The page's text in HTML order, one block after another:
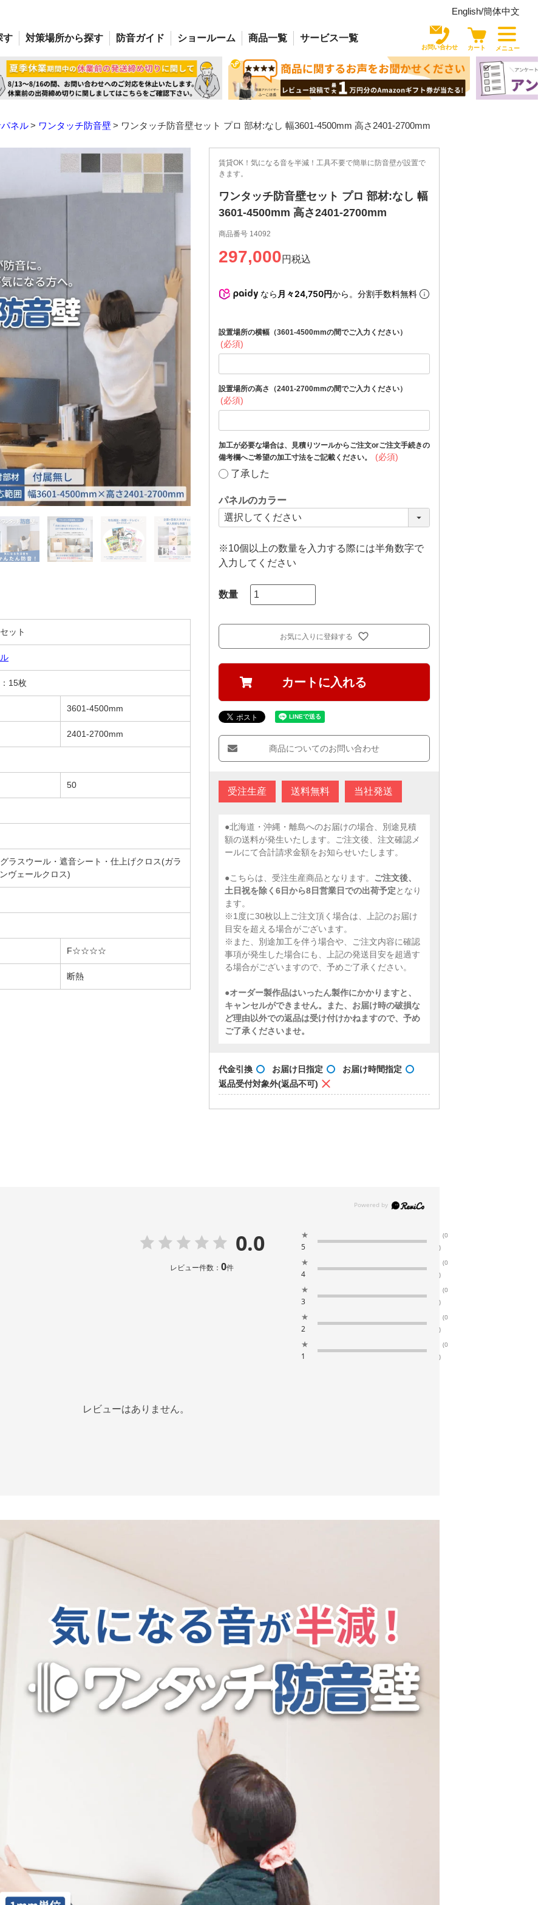
English/簡体中文
す 対策場所から探す 防音ガイド ショールーム 商品一覧 サービス一覧
お問い合わせ カート メニュー
ネル ワンタッチ防音壁 ワンタッチ防音壁セット プロ 部材:なし 幅3601-4500mm 高さ2401-2700mm
ット
15枚
3601-4500mm
2401-2700mm
50
ラスウール・遮音シート・仕上げクロス(ガラ
ヴェールクロス)
F☆☆☆☆
断熱
賃貸OK！気になる音を半減！工具不要で簡単に防音壁が設置で
きます。
ワンタッチ防音壁セット プロ 部材:なし 幅
3601-4500mm 高さ2401-2700mm
商品番号 14092
297,000 税込
なら 月々24,750円から。分割手数料無料
設置場所の横幅（3601-4500mmの間でご入力ください）
(必須)
設置場所の高さ（2401-2700mmの間でご入力ください）
(必須)
加工が必要な場合は、見積りツールからご注文orご注文手続きの
備考欄へご希望の加工寸法をご記載ください。
(必須)
了承した
パネルのカラー
※10個以上の数量を入力する際には半角数字で
入力してください
お気に入りに登録する
カートに入れる
商品についてのお問い合わせ
受注生産 送料無料 当社発送
●北海道・沖縄・離島へのお届けの場合、別途見積
額の送料が発生いたします。ご注文後、注文確認メ
ールにて合計請求金額をお知らせいたします。
●こちらは、受注生産商品となります。 ご注文後、
土日祝を除く6日から8日営業日での出荷予定となり
ます。
※1度に30枚以上ご注文頂く場合は、上記のお届け
目安を超える場合がございます。
※また、別途加工を伴う場合や、ご注文内容に確認
事項が発生した場合にも、上記の発送目安を超過す
る場合がございますので、予めご了承ください。
●オーダー製作品はいったん製作にかかりますと、
キャンセルができません。また、お届け時の破損な
ど理由以外での返品は受け付けかねますので、予め
ご了承くださいませ。
代金引換 お届け日指定
お届け時間指定
返品受付対象外(返品不可)
0.0
レビュー件数： 0件
★
5
(0
)
★
4
(0
)
★
3
(0
)
★
2
(0
)
★
1
(0
)
レビューはありません。